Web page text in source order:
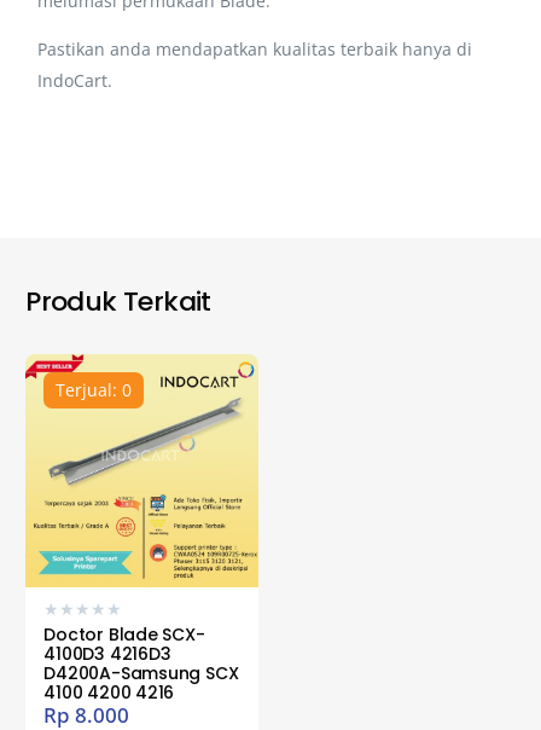
Pastikan anda mendapatkan kualitas terbaik hanya di
IndoCart.
Produk Terkait
Terjual: 0
★ ★ ★ ★ ★
Doctor Blade SCX-
4100D3 4216D3
D4200A-Samsung SCX
4100 4200 4216
Rp 8.000